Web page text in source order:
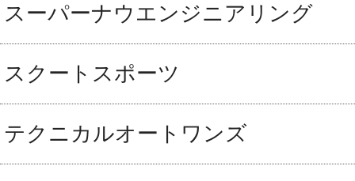
スーパーナウエンジニアリング
スクートスポーツ
テクニカルオートワンズ